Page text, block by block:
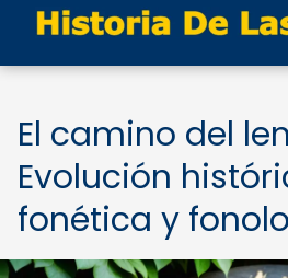
El camino del
Evolución
fonética y